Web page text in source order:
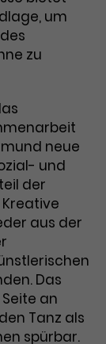
einmal
ist,
um
und
um
zu
neue
und
der
aus der
Das
an
Tanz als
spürbar.